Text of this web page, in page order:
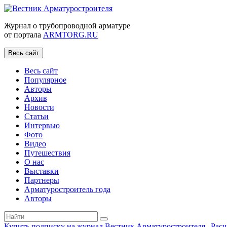
Журнал о трубопроводной арматуре
от портала ARMTORG.RU
Весь сайт
Весь сайт
Популярное
Авторы
Архив
Новости
Статьи
Интервью
Фото
Видео
Путешествия
О нас
Выставки
Партнеры
Арматуростроитель года
Авторы